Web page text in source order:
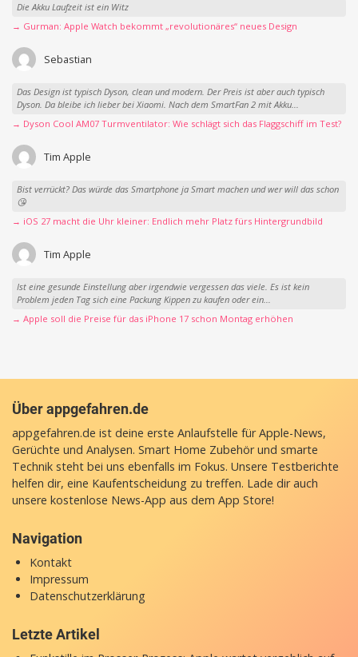
Die Akku Laufzeit ist ein Witz
→ Gurman: Apple Watch bekommt „revolutionäres“ neues Design
Sebastian
Das Design ist typisch Dyson, clean und modern. Der Preis ist aber auch typisch
Dyson. Da bleibe ich lieber bei Xiaomi. Nach dem SmartFan 2 mit Akku...
→ Dyson Cool AM07 Turmventilator: Wie schlägt sich das Flaggschiff im Test?
Tim Apple
Bist verrückt? Das würde das Smartphone ja Smart machen und wer will das schon
😘
→ iOS 27 macht die Uhr kleiner: Endlich mehr Platz fürs Hintergrundbild
Tim Apple
Ist eine gesunde Einstellung aber irgendwie vergessen das viele. Es ist kein
Problem jeden Tag sich eine Packung Kippen zu kaufen oder ein...
→ Apple soll die Preise für das iPhone 17 schon Montag erhöhen
Über appgefahren.de
appgefahren.de ist deine erste Anlaufstelle für Apple-News,
Gerüchte und Analysen. Smart Home Zubehör und smarte
Technik steht bei uns ebenfalls im Fokus. Unsere Testberichte
helfen dir, eine Kaufentscheidung zu treffen. Lade dir auch
unsere kostenlose News-App aus dem App Store!
Navigation
Kontakt
Impressum
Datenschutzerklärung
Letzte Artikel